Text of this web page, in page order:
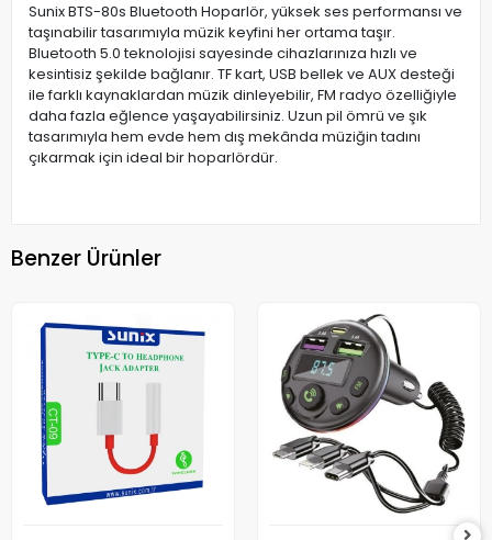
Sunix BTS-80s Bluetooth Hoparlör, yüksek ses performansı ve
taşınabilir tasarımıyla müzik keyfini her ortama taşır.
Bluetooth 5.0 teknolojisi sayesinde cihazlarınıza hızlı ve
kesintisiz şekilde bağlanır. TF kart, USB bellek ve AUX desteği
ile farklı kaynaklardan müzik dinleyebilir, FM radyo özelliğiyle
daha fazla eğlence yaşayabilirsiniz. Uzun pil ömrü ve şık
tasarımıyla hem evde hem dış mekânda müziğin tadını
çıkarmak için ideal bir hoparlördür.
Benzer Ürünler